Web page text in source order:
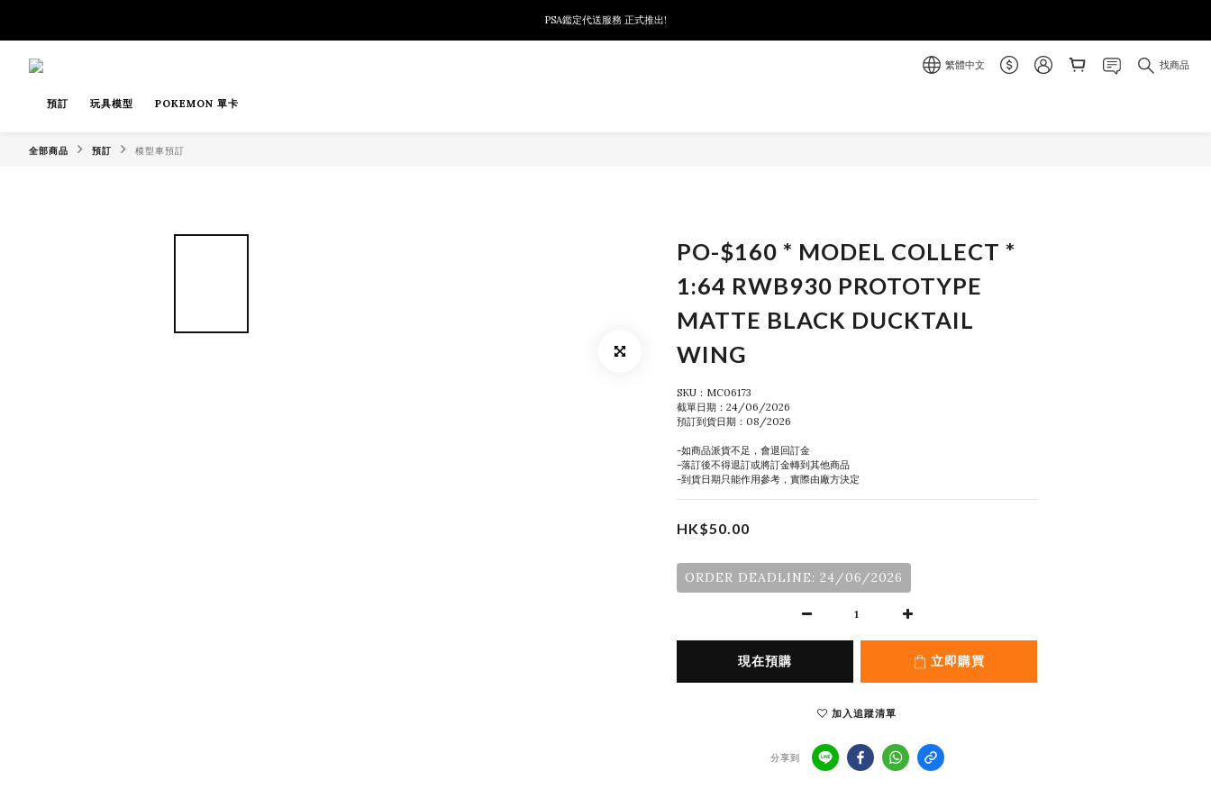
新會員首次下單可扣減$10
PSA鑑定代送服務 正式推出!
繁體中文 找商品
預訂 玩具模型 POKEMON 單卡
全部商品 預訂 模型車預訂
PO-$160 * MODEL COLLECT *
1:64 RWB930 PROTOTYPE
MATTE BLACK DUCKTAIL
WING
SKU：MC06173
截單日期：24/06/2026
預訂到貨日期：08/2026
-如商品派貨不足，會退回訂金
-落訂後不得退訂或將訂金轉到其他商品
-到貨日期只能作用參考，實際由廠方決定
HK$50.00
ORDER DEADLINE: 24/06/2026
現在預購 立即購買
加入追蹤清單
分享到